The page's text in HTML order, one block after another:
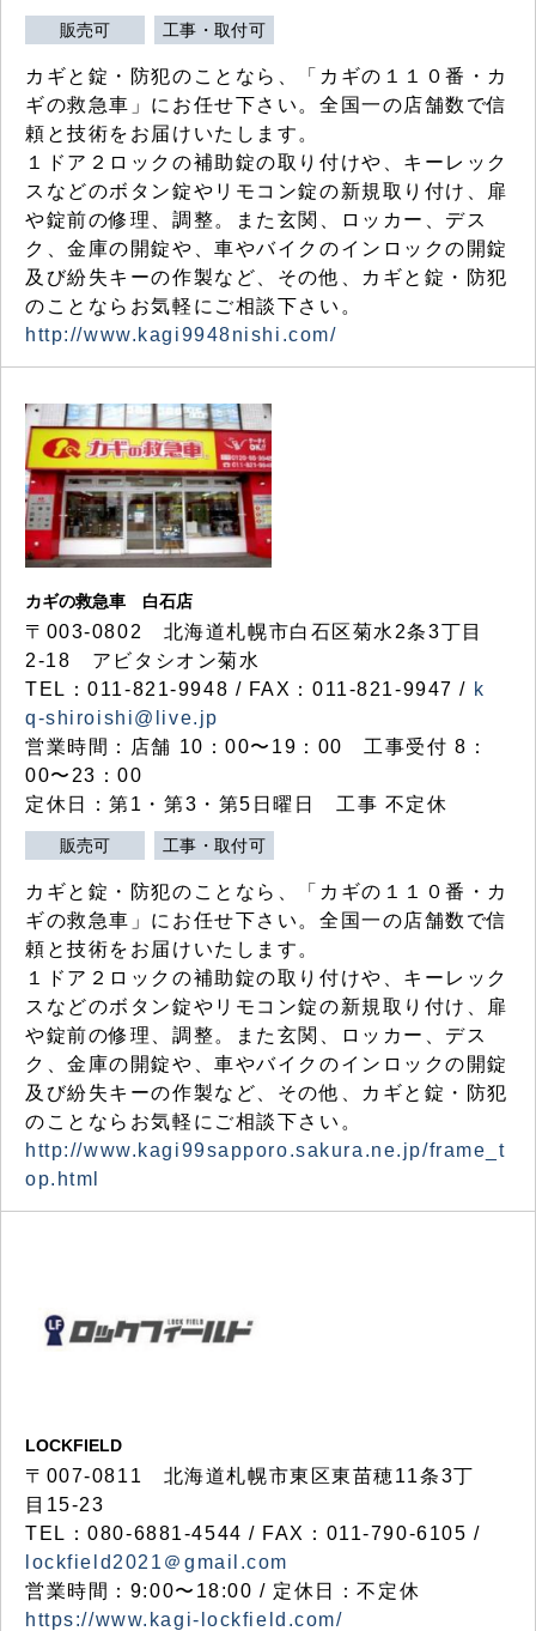
販売可 工事・取付可
カギと錠・防犯のことなら、「カギの１１０番・カ
ギの救急車」にお任せ下さい。全国一の店舗数で信
頼と技術をお届けいたします。
１ドア２ロックの補助錠の取り付けや、キーレック
スなどのボタン錠やリモコン錠の新規取り付け、扉
や錠前の修理、調整。また玄関、ロッカー、デス
ク、金庫の開錠や、車やバイクのインロックの開錠
及び紛失キーの作製など、その他、カギと錠・防犯
のことならお気軽にご相談下さい。
http://www.kagi9948nishi.com/
カギの救急車 白石店
〒003-0802 北海道札幌市白石区菊水2条3丁目
2-18 アビタシオン菊水
TEL：011-821-9948 / FAX：011-821-9947 / k
q-shiroishi@live.jp
営業時間：店舗 10：00〜19：00 工事受付 8：
00〜23：00
定休日：第1・第3・第5日曜日 工事 不定休
販売可 工事・取付可
カギと錠・防犯のことなら、「カギの１１０番・カ
ギの救急車」にお任せ下さい。全国一の店舗数で信
頼と技術をお届けいたします。
１ドア２ロックの補助錠の取り付けや、キーレック
スなどのボタン錠やリモコン錠の新規取り付け、扉
や錠前の修理、調整。また玄関、ロッカー、デス
ク、金庫の開錠や、車やバイクのインロックの開錠
及び紛失キーの作製など、その他、カギと錠・防犯
のことならお気軽にご相談下さい。
http://www.kagi99sapporo.sakura.ne.jp/frame_t
op.html
LOCKFIELD
〒007-0811 北海道札幌市東区東苗穂11条3丁
目15-23
TEL：080-6881-4544 / FAX：011-790-6105 /
lockfield2021＠gmail.com
営業時間：9:00〜18:00 / 定休日：不定休
https://www.kagi-lockfield.com/